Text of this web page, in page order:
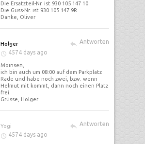
Die Ersatzteil-Nr. ist 930 105 147 10
Die Guss-Nr. ist 930 105 147 9R
Danke, Oliver
Holger
Antworten
4574 days ago
Moinsen,
ich bin auch um 08:00 auf dem Parkplatz
Rade und habe noch zwei, bzw. wenn
Helmut mit kommt, dann noch einen Platz
frei.
Grüsse, Holger
Yogi
Antworten
4574 days ago